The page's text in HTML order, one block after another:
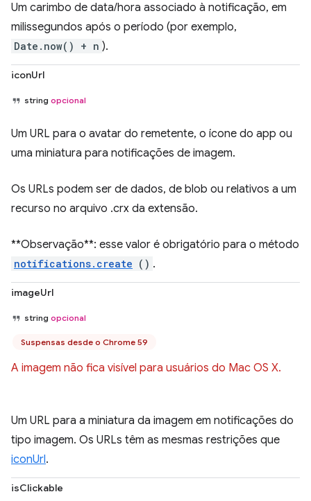
Um carimbo de data/hora associado à notificação, em
milissegundos após o período (por exemplo,
Date.now() + n ).
iconUrl
string opcional
Um URL para o avatar do remetente, o ícone do app ou
uma miniatura para notificações de imagem.
Os URLs podem ser de dados, de blob ou relativos a um
recurso no arquivo .crx da extensão.
**Observação**: esse valor é obrigatório para o método
notifications.create () .
imageUrl
string opcional
Suspensas desde o Chrome 59
A imagem não fica visível para usuários do Mac OS X.
Um URL para a miniatura da imagem em notificações do
tipo imagem. Os URLs têm as mesmas restrições que
iconUrl.
isClickable